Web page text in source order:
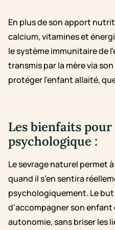
En plus de son apport
calcium, vitamines et
le système immunitaire de
transmis par la mère via
protéger l’enfant allaité,
Les bienfaits
psychologique :
Le sevrage naturel permet
quand il s’en sentira
psychologiquement. Le
d’accompagner son enfant
autonomie, sans briser les